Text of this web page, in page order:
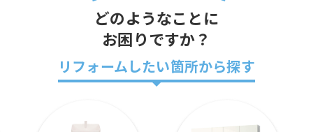
どのようなことに
お困りですか？
リフォームしたい箇所から探す